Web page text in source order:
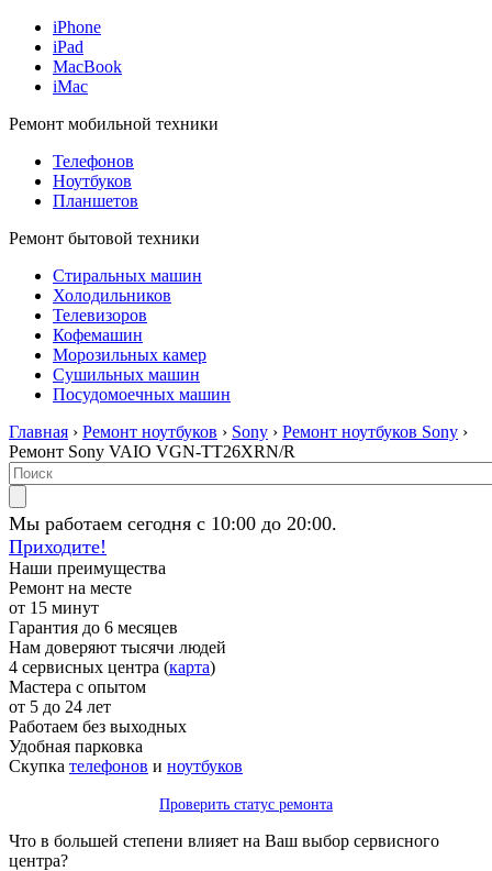
iPhone
iPad
MacBook
iMac
Ремонт мобильной техники
Телефонов
Ноутбуков
Планшетов
Ремонт бытовой техники
Стиральных машин
Холодильников
Телевизоров
Кофемашин
Морозильных камер
Сушильных машин
Посудомоечных машин
Главная › Ремонт ноутбуков › Sony › Ремонт ноутбуков Sony ›
Ремонт Sony VAIO VGN-TT26XRN/R
Мы работаем сегодня с 10:00 до 20:00.
Приходите!
Наши преимущества
Ремонт на месте
от 15 минут
Гарантия до 6 месяцев
Нам доверяют тысячи людей
4 сервисных центра (карта)
Мастера с опытом
от 5 до 24 лет
Работаем без выходных
Удобная парковка
Скупка телефонов и ноутбуков
Проверить статус ремонта
Что в большей степени влияет на Ваш выбор сервисного
центра?